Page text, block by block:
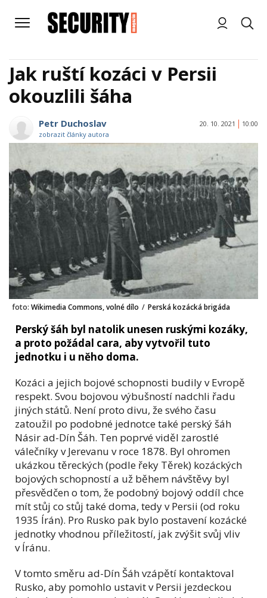
Jak ruští kozáci v Persii
okouzlili šáha
Petr Duchoslav
zobrazit články autora
20. 10. 2021 10:00
foto: Wikimedia Commons, volné dílo / Perská kozácká brigáda
Perský šáh byl natolik unesen ruskými kozáky,
a proto požádal cara, aby vytvořil tuto
jednotku i u něho doma.
Kozáci a jejich bojové schopnosti budily v Evropě
respekt. Svou bojovou výbušností nadchli řadu
jiných států. Není proto divu, že svého času
zatoužil po podobné jednotce také perský šáh
Násir ad-Dín Šáh. Ten poprvé viděl zarostlé
válečníky v Jerevanu v roce 1878. Byl ohromen
ukázkou těreckých (podle řeky Těrek) kozáckých
bojových schopností a už během návštěvy byl
přesvědčen o tom, že podobný bojový oddíl chce
mít stůj co stůj také doma, tedy v Persii (od roku
1935 Írán). Pro Rusko pak bylo postavení kozácké
jednotky vhodnou příležitostí, jak zvýšit svůj vliv
v Íránu.
V tomto směru ad-Dín Šáh vzápětí kontaktoval
Rusko, aby pomohlo ustavit v Persii jezdeckou